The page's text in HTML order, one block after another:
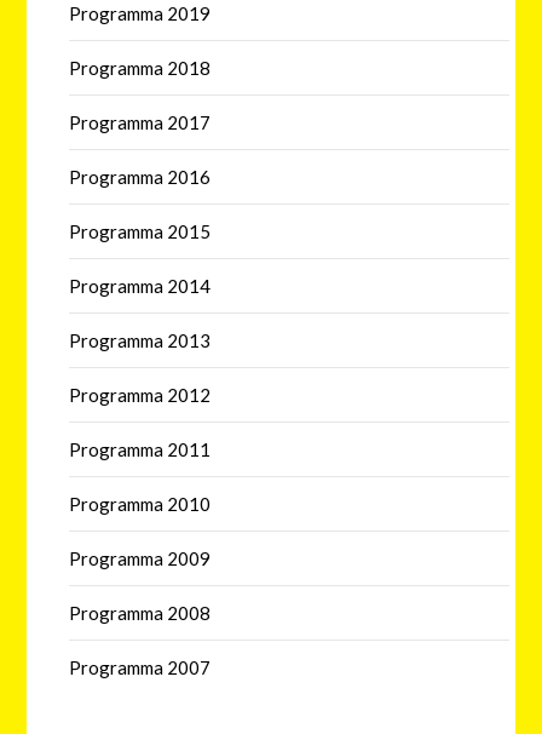
Programma 2019
Programma 2018
Programma 2017
Programma 2016
Programma 2015
Programma 2014
Programma 2013
Programma 2012
Programma 2011
Programma 2010
Programma 2009
Programma 2008
Programma 2007